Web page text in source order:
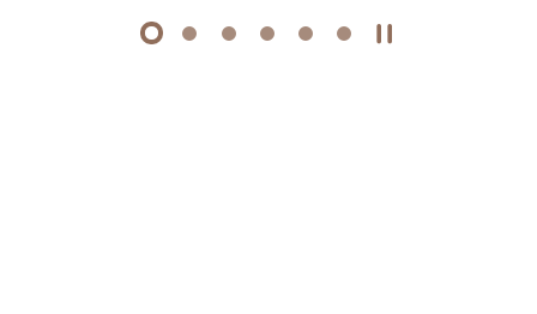
1 2 3 4 5 6 開始/暫停幻燈